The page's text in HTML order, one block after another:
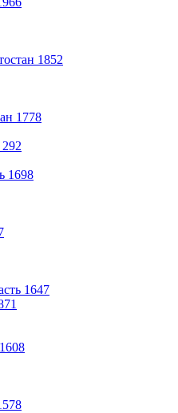
1852
1778
292
1698
1647
1608